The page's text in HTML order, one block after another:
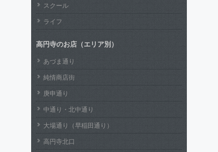
スクール
ライフ
高円寺のお店（エリア別）
あづま通り
純情商店街
庚申通り
中通り・北中通り
大場通り（早稲田通り）
高円寺北口